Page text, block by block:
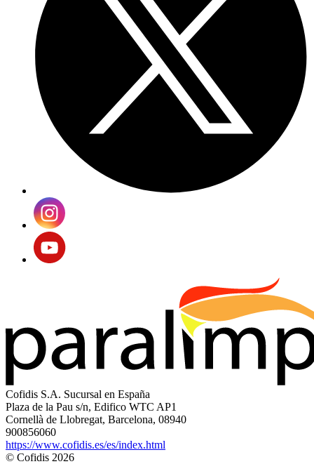
Cofidis S.A. Sucursal en España
Plaza de la Pau s/n, Edifico WTC AP1
Cornellà de Llobregat, Barcelona, 08940
900856060
https://www.cofidis.es/es/index.html
© Cofidis 2026